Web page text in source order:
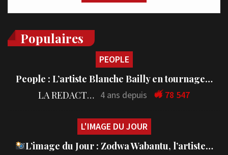
Populaires
PEOPLE
People : L’artiste Blanche Bailly en tournage…
LA REDACTION 4 ans depuis 78 547
L'IMAGE DU JOUR
L’image du Jour : Zodwa Wabantu, l’artiste…